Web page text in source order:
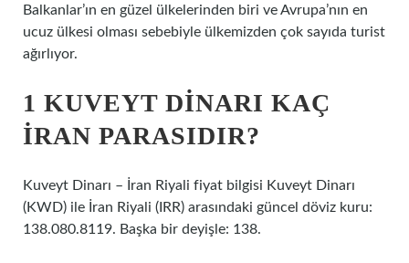
Balkanlar’ın en güzel ülkelerinden biri ve Avrupa’nın en
ucuz ülkesi olması sebebiyle ülkemizden çok sayıda turist
ağırlıyor.
1 KUVEYT DINARI KAÇ
İRAN PARASIDIR?
Kuveyt Dinarı – İran Riyali fiyat bilgisi Kuveyt Dinarı
(KWD) ile İran Riyali (IRR) arasındaki güncel döviz kuru:
138.080.8119. Başka bir deyişle: 138.